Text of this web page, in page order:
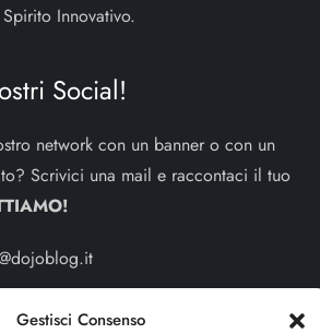
Gestisci Consenso
Innovativo.
Social!
network con un banner o con un
Scrivici una mail e raccontaci il tuo
facente parte del network